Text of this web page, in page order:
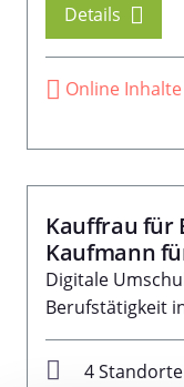
Details
Online Inhalte
Kauffrau für
Kaufmann
Digitale
Berufstätigkeit
4 Standorte